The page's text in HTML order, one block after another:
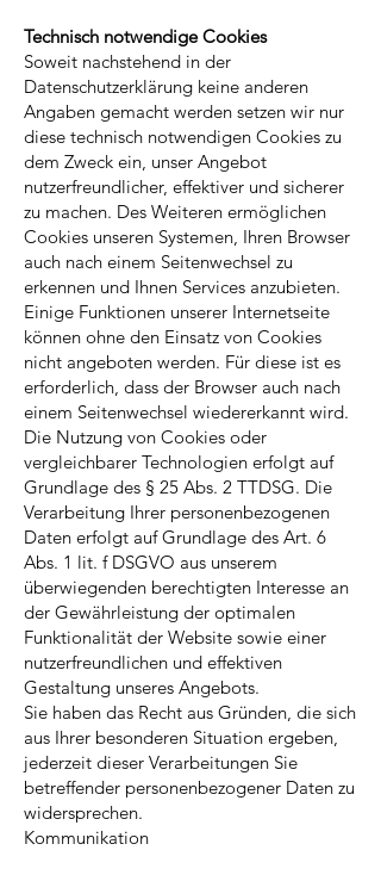
Technisch notwendige Cookies
Soweit nachstehend in der
Datenschutzerklärung keine anderen
Angaben gemacht werden setzen wir nur
diese technisch notwendigen Cookies zu
dem Zweck ein, unser Angebot
nutzerfreundlicher, effektiver und sicherer
zu machen. Des Weiteren ermöglichen
Cookies unseren Systemen, Ihren Browser
auch nach einem Seitenwechsel zu
erkennen und Ihnen Services anzubieten.
Einige Funktionen unserer Internetseite
können ohne den Einsatz von Cookies
nicht angeboten werden. Für diese ist es
erforderlich, dass der Browser auch nach
einem Seitenwechsel wiedererkannt wird.
Die Nutzung von Cookies oder
vergleichbarer Technologien erfolgt auf
Grundlage des § 25 Abs. 2 TTDSG. Die
Verarbeitung Ihrer personenbezogenen
Daten erfolgt auf Grundlage des Art. 6
Abs. 1 lit. f DSGVO aus unserem
überwiegenden berechtigten Interesse an
der Gewährleistung der optimalen
Funktionalität der Website sowie einer
nutzerfreundlichen und effektiven
Gestaltung unseres Angebots.
Sie haben das Recht aus Gründen, die sich
aus Ihrer besonderen Situation ergeben,
jederzeit dieser Verarbeitungen Sie
betreffender personenbezogener Daten zu
widersprechen.
Kommunikation